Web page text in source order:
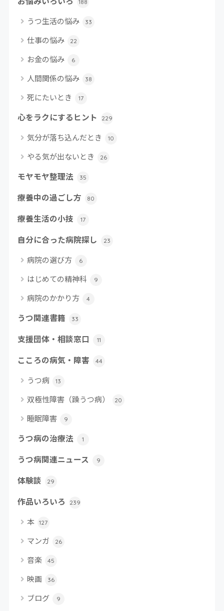
188
うつ生活の悩み 33
仕事の悩み 22
お金の悩み 6
人間関係の悩み 38
死にたいとき 17
心をラクにするヒント 229
気分が落ち込んだとき 10
やる気が出ないとき 26
モヤモヤ整理法 35
療養中の過ごし方 80
療養生活の小技 17
自分に合った病院探し 23
病院の選び方 6
はじめての精神科 9
病院のかかり方 4
うつ関連書籍 33
支援団体・相談窓口 11
こころの病気・障害 44
うつ病 13
双極性障害（躁うつ病） 20
睡眠障害 9
うつ病の治療法 1
うつ病関連ニュース 9
体験談 29
作品いろいろ 239
本 127
マンガ 26
音楽 45
映画 36
ブログ 9